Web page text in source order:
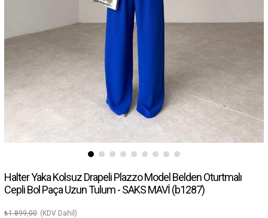
Halter Yaka Kolsuz Drapeli Plazzo Model Belden Oturtmalı
Cepli Bol Paça Uzun Tulum - SAKS MAVİ(b1287)
₺1.899,00 (KDV Dahil)